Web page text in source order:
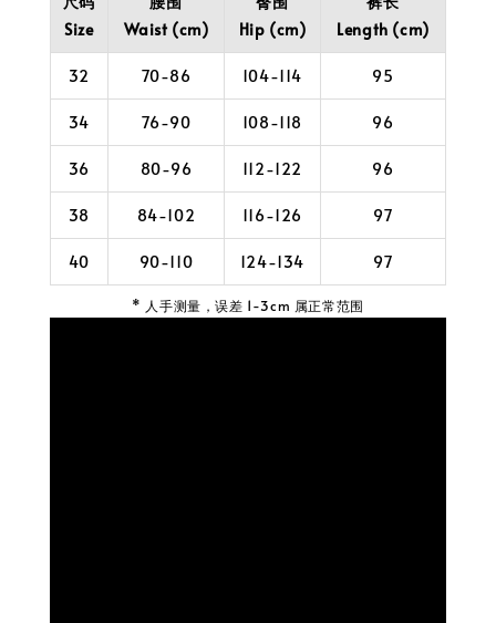
Size
Waist (cm)
Hip (cm)
Length (cm)
32 70-86 104-114 95
34 76-90 108-118 96
36 80-96 112-122 96
38 84-102 116-126 97
40 90-110 124-134 97
* 人手测量，误差 1-3cm 属正常范围